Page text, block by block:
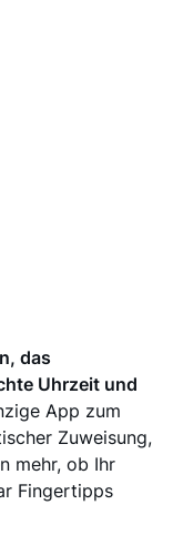
das
Uhrzeit und
App zum
Zuweisung,
mehr, ob Ihr
Fingertipps